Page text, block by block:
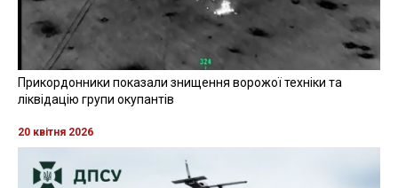
Прикордонники показали знищення ворожої техніки та
ліквідацію групи окупантів
20 квітня 2026